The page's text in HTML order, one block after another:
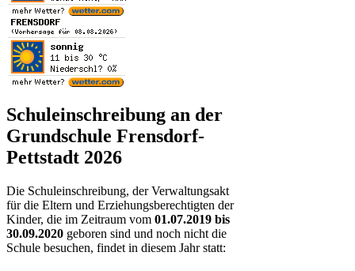
Schuleinschreibung an der
Grundschule Frensdorf-
Pettstadt 2026
Die Schuleinschreibung, der Verwaltungsakt
für die Eltern und Erziehungsberechtigten der
Kinder, die im Zeitraum vom 01.07.2019 bis
30.09.2020 geboren sind und noch nicht die
Schule besuchen, findet in diesem Jahr statt: